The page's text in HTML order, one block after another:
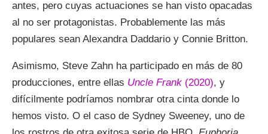
antes, pero cuyas actuaciones se han visto opacadas
al no ser protagonistas. Probablemente las más
populares sean Alexandra Daddario y Connie Britton.
Asimismo, Steve Zahn ha participado en más de 80
producciones, entre ellas Uncle Frank (2020), y
difícilmente podríamos nombrar otra cinta donde lo
hemos visto. O el caso de Sydney Sweeney, uno de